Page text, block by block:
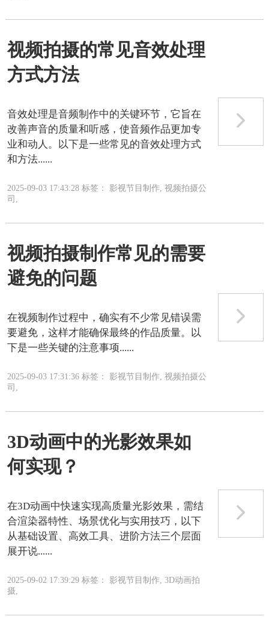
视频拍摄的常见音效处理
方式方法
音效处理是音频制作中的关键环节，它旨在
改善声音的质量和听感，使音频作品更加专
业和动人。以下是一些常见的音效处理方式
和方法......
2025-09-03 17:43:28 标签： 影视节目制作, 视频拍摄公
司,
视频拍摄制作常见的需要
避免的问题
在视频制作过程中，确实有不少常见错误需
要避免，这样才能确保最终的作品质量。以
下是一些关键的注意事项......
2025-09-03 17:31:36 标签： 影视节目制作, 视频拍摄公
司,
3D动画中的光影效果如
何实现？
在3D动画中快速实现高质量光影效果，需结
合渲染器特性、场景优化与实用技巧，以下
从‌基础设置‌、‌高效工具‌、‌进阶方法‌三个层面
展开说......
2025-09-02 17:39:29 标签： 影视节目制作, 3D动画拍
摄,